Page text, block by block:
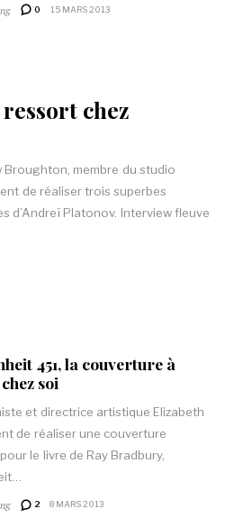
0 15 MARS 2013
chez
membre du studio
de réaliser trois superbes
d’Andreï Platonov. Interview fleuve
451, la couverture à
soi
et directrice artistique Elizabeth
de réaliser une couverture
le livre de Ray Bradbury,
2 8 MARS 2013